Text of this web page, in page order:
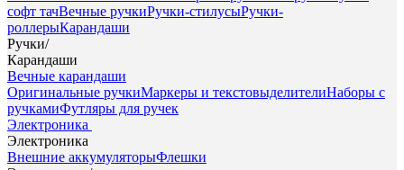
софт тачВечные ручкиРучки-стилусыРучки-
роллерыКарандаши
Ручки/
Карандаши
Вечные карандаши
Оригинальные ручкиМаркеры и текстовыделителиНаборы с
ручкамиФутляры для ручек
Электроника
Электроника
Внешние аккумуляторыФлешки